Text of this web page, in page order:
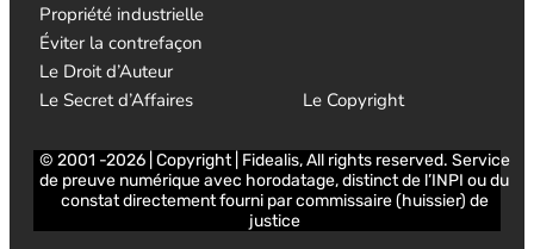
Propriété industrielle
Éviter la contrefaçon
Le Droit d’Auteur
Le Secret d’Affaires
Le Copyright
© 2001 -2026 | Copyright | Fidealis, All rights reserved. Service
de preuve numérique avec horodatage, distinct de l’INPI ou du
constat directement fourni par commissaire (huissier) de
justice